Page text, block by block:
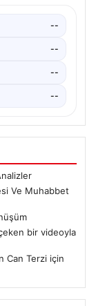
--
--
--
--
Ve Muhabbet
bir videoyla
Can Terzi için